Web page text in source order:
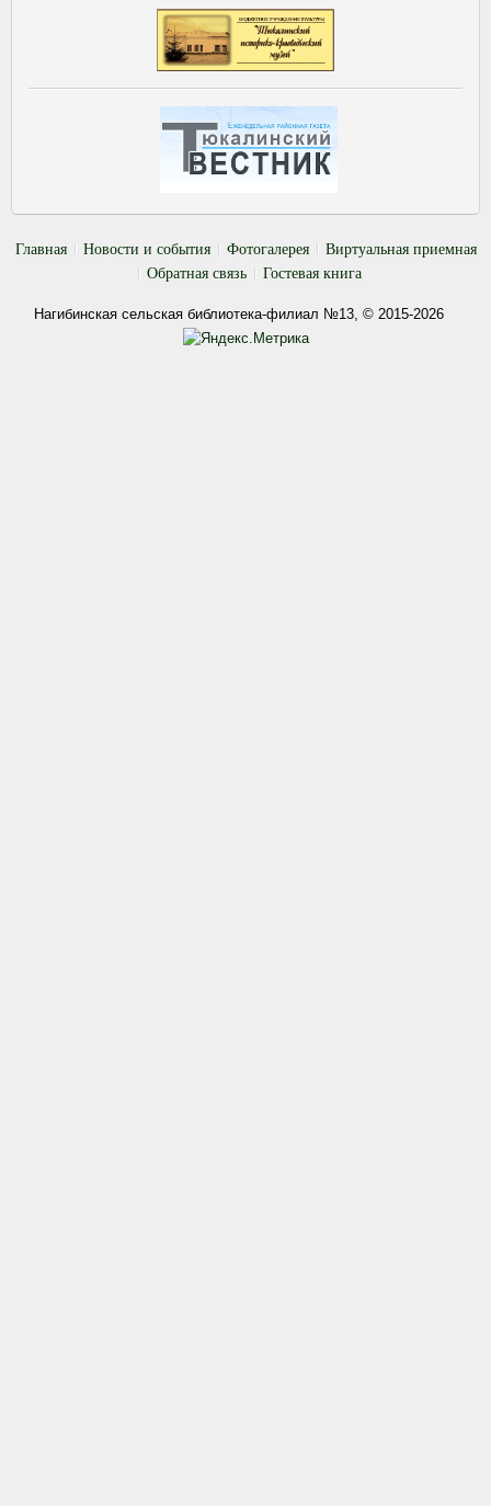
Главная Новости и события Фотогалерея
Виртуальная приемная
Обратная связь
Гостевая книга
Нагибинская сельская библиотека-филиал №13, © 2015-2026